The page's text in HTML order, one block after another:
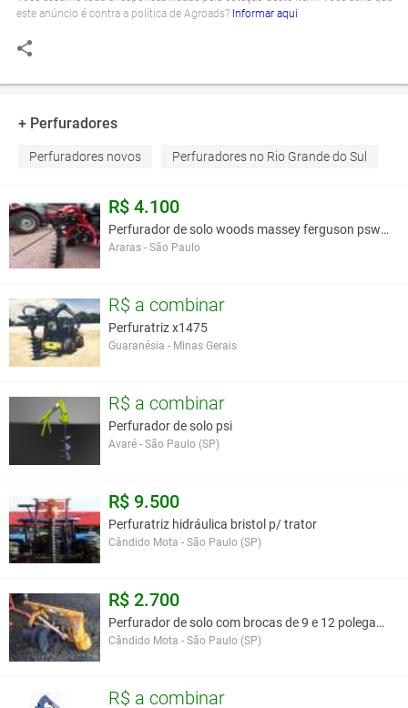
este anúncio é contra a política de Agroads? Informar aqui
+ Perfuradores
Perfuradores novos Perfuradores no Rio Grande do Sul
R$ 4.100
Perfurador de solo woods massey ferguson psw 65
Araras - São Paulo
R$ a combinar
Perfuratriz x1475
Guaranésia - Minas Gerais
R$ a combinar
Perfurador de solo psi
Avaré - São Paulo (SP)
R$ 9.500
Perfuratriz hidráulica bristol p/ trator
Cândido Mota - São Paulo (SP)
R$ 2.700
Perfurador de solo com brocas de 9 e 12 polegadas
Cândido Mota - São Paulo (SP)
R$ a combinar